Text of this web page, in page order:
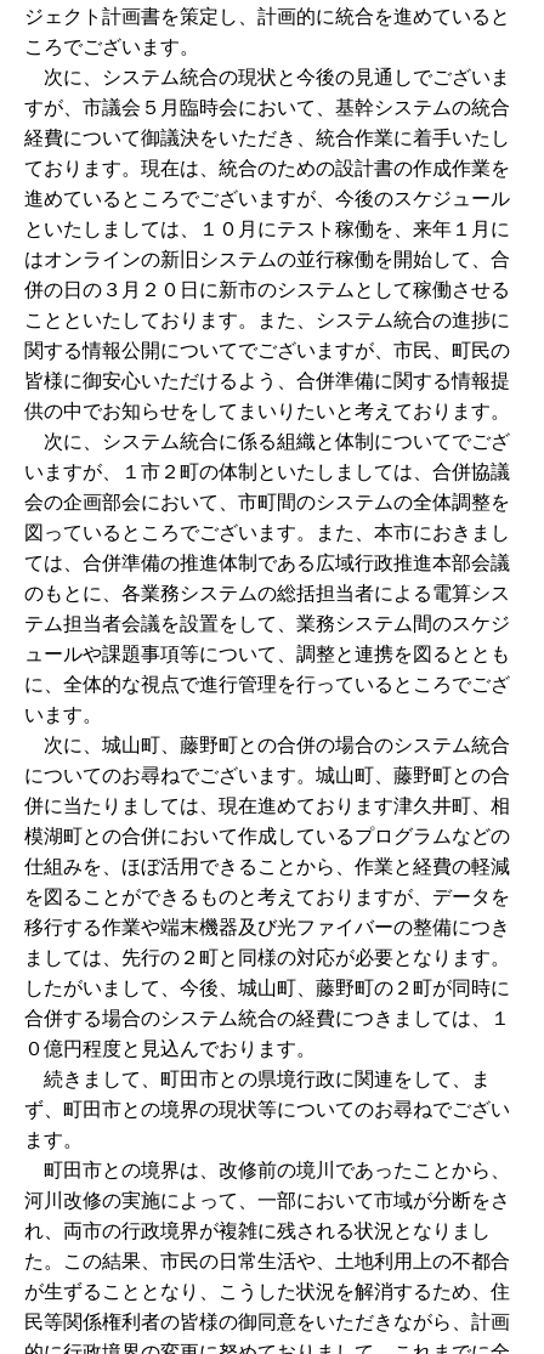
ジェクト計画書を策定し、計画的に統合を進めていると
ころでございます。
次に、システム統合の現状と今後の見通しでございま
すが、市議会５月臨時会において、基幹システムの統合
経費について御議決をいただき、統合作業に着手いたし
ております。現在は、統合のための設計書の作成作業を
進めているところでございますが、今後のスケジュール
といたしましては、１０月にテスト稼働を、来年１月に
はオンラインの新旧システムの並行稼働を開始して、合
併の日の３月２０日に新市のシステムとして稼働させる
ことといたしております。また、システム統合の進捗に
関する情報公開についてでございますが、市民、町民の
皆様に御安心いただけるよう、合併準備に関する情報提
供の中でお知らせをしてまいりたいと考えております。
次に、システム統合に係る組織と体制についてでござ
いますが、１市２町の体制といたしましては、合併協議
会の企画部会において、市町間のシステムの全体調整を
図っているところでございます。また、本市におきまし
ては、合併準備の推進体制である広域行政推進本部会議
のもとに、各業務システムの総括担当者による電算シス
テム担当者会議を設置をして、業務システム間のスケジ
ュールや課題事項等について、調整と連携を図るととも
に、全体的な視点で進行管理を行っているところでござ
います。
次に、城山町、藤野町との合併の場合のシステム統合
についてのお尋ねでございます。城山町、藤野町との合
併に当たりましては、現在進めております津久井町、相
模湖町との合併において作成しているプログラムなどの
仕組みを、ほぼ活用できることから、作業と経費の軽減
を図ることができるものと考えておりますが、データを
移行する作業や端末機器及び光ファイバーの整備につき
ましては、先行の２町と同様の対応が必要となります。
したがいまして、今後、城山町、藤野町の２町が同時に
合併する場合のシステム統合の経費につきましては、１
０億円程度と見込んでおります。
続きまして、町田市との県境行政に関連をして、ま
ず、町田市との境界の現状等についてのお尋ねでござい
ます。
町田市との境界は、改修前の境川であったことから、
河川改修の実施によって、一部において市域が分断をさ
れ、両市の行政境界が複雑に残される状況となりまし
た。この結果、市民の日常生活や、土地利用上の不都合
が生ずることとなり、こうした状況を解消するため、住
民等関係権利者の皆様の御同意をいただきながら、計画